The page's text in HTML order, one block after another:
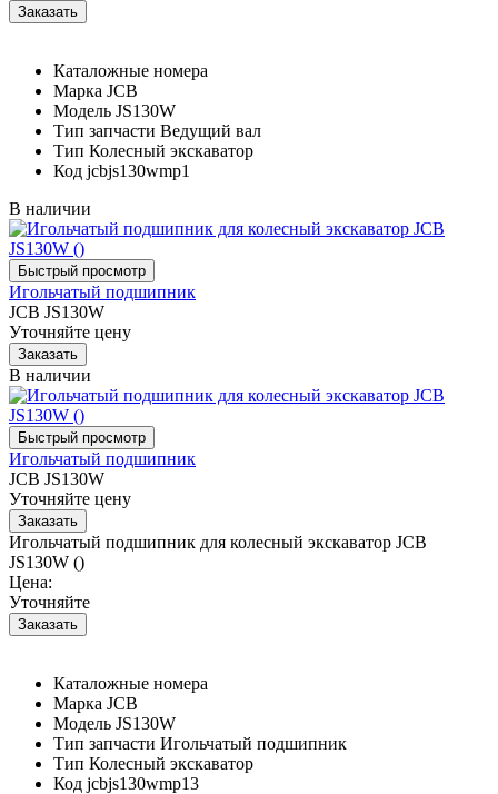
Каталожные номера
Марка JCB
Модель JS130W
Тип запчасти Ведущий вал
Тип Колесный экскаватор
Код jcbjs130wmp1
В наличии
Игольчатый подшипник
JCB JS130W
Уточняйте цену
В наличии
Игольчатый подшипник
JCB JS130W
Уточняйте цену
Игольчатый подшипник для колесный экскаватор JCB
JS130W ()
Цена:
Уточняйте
Каталожные номера
Марка JCB
Модель JS130W
Тип запчасти Игольчатый подшипник
Тип Колесный экскаватор
Код jcbjs130wmp13